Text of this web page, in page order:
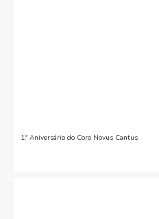
1.º Aniversário do Coro Novus Cantus